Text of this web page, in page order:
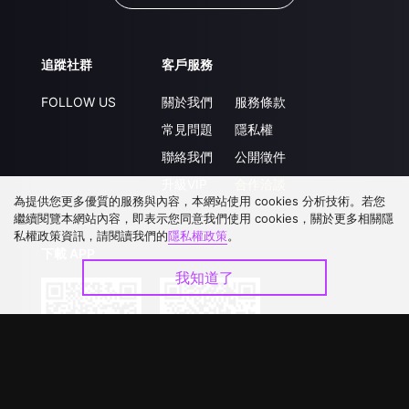
追蹤社群
FOLLOW US
客戶服務
關於我們
常見問題
聯絡我們
服務條款
隱私權
公開徵件
為提供您更多優質的服務與內容，本網站使用 cookies 分析技術。若您
繼續閱覽本網站內容，即表示您同意我們使用 cookies，關於更多相關隱
私權政策資訊，請閱讀我們的隱私權政策。
我知道了